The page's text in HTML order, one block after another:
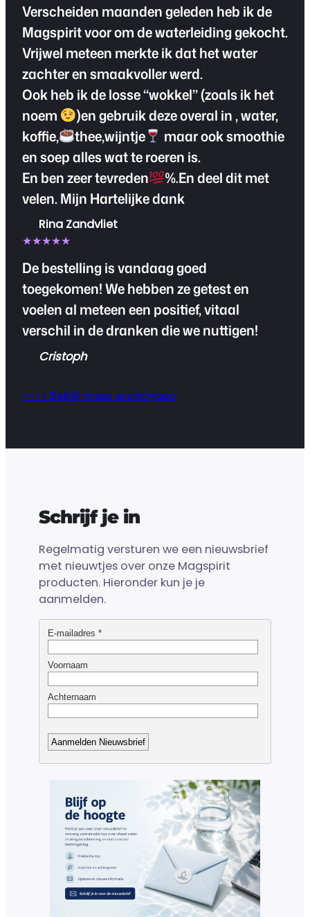
Verscheiden maanden geleden heb ik de
Magspirit voor om de waterleiding gekocht.
Vrijwel meteen merkte ik dat het water
zachter en smaakvoller werd.
Ook heb ik de losse “wokkel” (zoals ik het
noem
)en gebruik deze overal in , water,
koffie,
thee,wijntje
maar ook smoothie
en soep alles wat te roeren is.
En ben zeer tevreden
%.En deel dit met
velen. Mijn Hartelijke dank
Rina Zandvliet
★★★★★
De bestelling is vandaag goed
toegekomen! We hebben ze getest en
voelen al meteen een positief, vitaal
verschil in de dranken die we nuttigen!
Cristoph
>>>> Bekijk meer ervaringen
Schrijf je in
Regelmatig versturen we een nieuwsbrief
met nieuwtjes over onze Magspirit
producten. Hieronder kun je je
aanmelden.